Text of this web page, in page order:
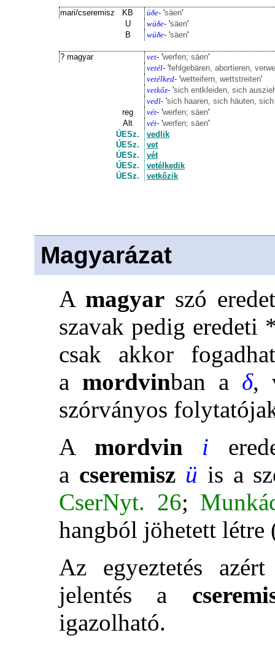
mari/cseremisz KB üδe- 'säen'
U
wüδe- 'säen'
B
wüδe- 'säen'
? magyar vet- 'werfen; säen'
vetél- 'fehlgebären, abortieren,
vetélked- 'wetteifern, wettstreiten'
vetkőz- 'sich entkleiden, sich
vedl- 'sich haaren, sich häuten,
reg
vét- 'werfen; säen'
Alt
vét- 'werfen; säen'
ÚESz.
vedlik
ÚESz.
vet
ÚESz.
vét
ÚESz.
vetélkedik
ÚESz.
vetkőzik
Magyarázat
A magyar szó
szavak pedig eredeti
csak akkor
a mordvinban a δ,
szórványos
A mordvin i
a cseremisz ü is a
CserNyt. 26;
hangból jöhetett
Az egyeztetés
jelentés a
igazolható.